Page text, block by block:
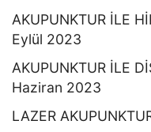
AKUPUNKTUR İLE
Eylül 2023
AKUPUNKTUR İLE
Haziran 2023
LAZER